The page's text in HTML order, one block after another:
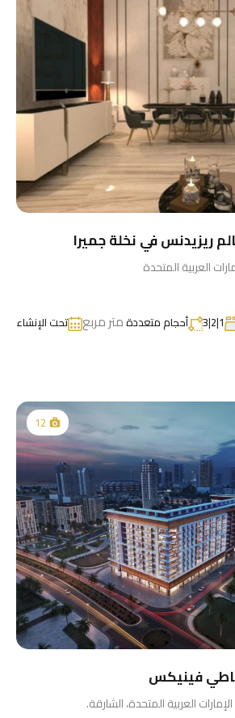
ريزيدنس في نخلة جميرا
العربية المتحدة
1|2|3 أحجام متعددةمتر مربع
تحت الإنشاء
12
فينيكس
العربية المتحدة، الشارقة.